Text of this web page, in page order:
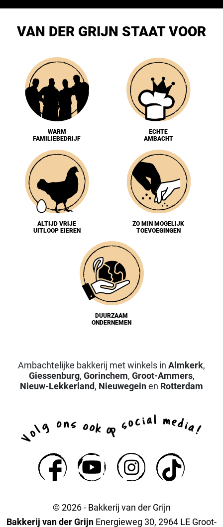
VAN DER GRIJN STAAT VOOR
WARM
FAMILIEBEDRIJF
ECHTE
AMBACHT
ALTIJD VRIJE
UITLOOP EIEREN
ZO MIN MOGELIJK
TOEVOEGINGEN
DUURZAAM
ONDERNEMEN
Ambachtelijke bakkerij met winkels in Almkerk,
Giessenburg, Gorinchem, Groot-Ammers,
Nieuw-Lekkerland, Nieuwegeinen Rotterdam
V
o
lg ons ook o
p social media!
© 2026 - Bakkerij van der Grijn
Bakkerij van der Grijn Energieweg 30, 2964 LE Groot-